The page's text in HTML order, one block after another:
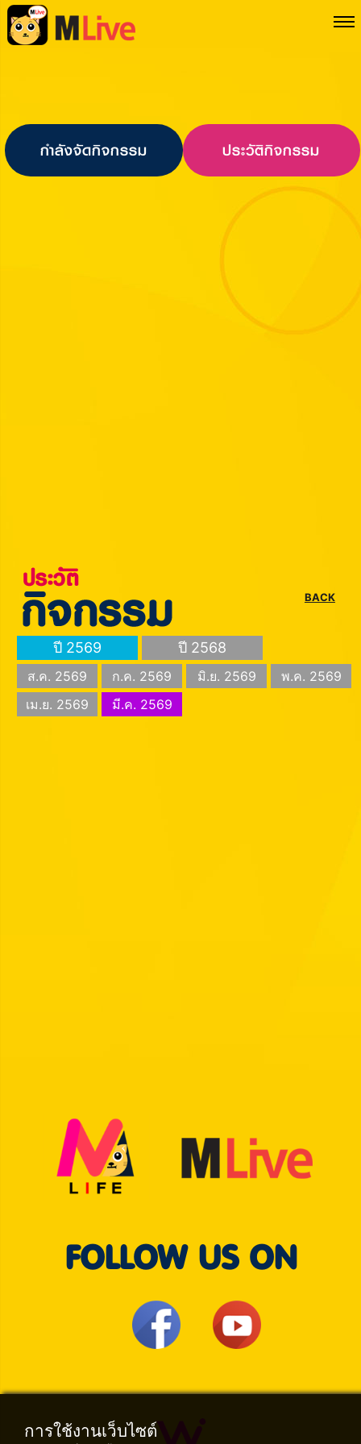
กำลังจัดกิจกรรม ประวัติกิจกรรม
BACK
ปี 2569 ปี 2568
ส.ค. 2569 ก.ค. 2569 มิ.ย. 2569
พ.ค. 2569
เม.ย. 2569
มี.ค. 2569
FOLLOW US ON
การใช้งานเว็บไซต์